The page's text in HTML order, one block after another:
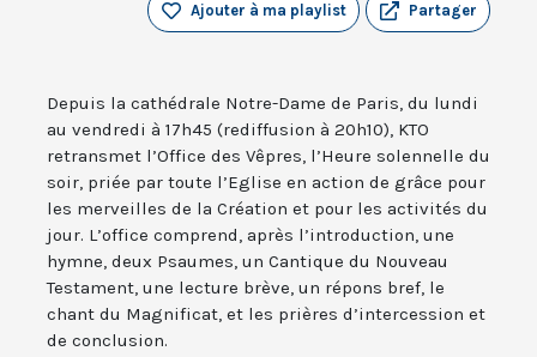
Partager
Ajouter à ma playlist
Depuis la cathédrale Notre-Dame de Paris, du lundi
au vendredi à 17h45 (rediffusion à 20h10), KTO
retransmet l’Office des Vêpres, l’Heure solennelle du
soir, priée par toute l’Eglise en action de grâce pour
les merveilles de la Création et pour les activités du
jour. L’office comprend, après l’introduction, une
hymne, deux Psaumes, un Cantique du Nouveau
Testament, une lecture brève, un répons bref, le
chant du Magnificat, et les prières d’intercession et
de conclusion.